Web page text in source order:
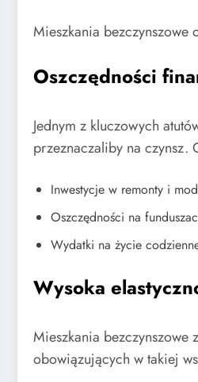
Mieszkania
Oszczędności
Jednym z kluczowych
przeznaczaliby na czynsz.
Inwestycje w remonty i
Oszczędności na
Wydatki na życie
Wysoka
Mieszkania bezczynszowe
obowiązujących w takiej